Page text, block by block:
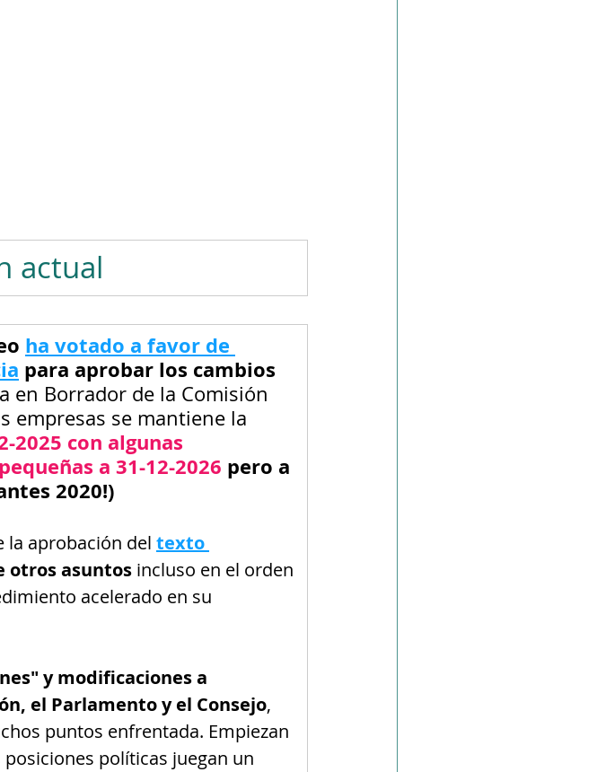
actual
ha votado a favor de
para aprobar los cambios
en Borrador de la Comisión
empresas se mantiene la
2025 con algunas
a 31-12-2026 pero a
2020!)
la aprobación del texto
otros asuntos incluso en el orden
acelerado en su
y modificaciones a
el Parlamento y el Consejo,
puntos enfrentada. Empiezan
políticas juegan un